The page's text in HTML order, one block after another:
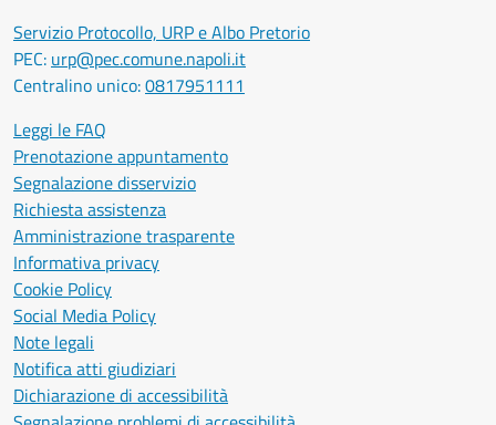
Servizio Protocollo, URP e Albo Pretorio
PEC: urp@pec.comune.napoli.it
Centralino unico:0817951111
Leggi le FAQ
Prenotazione appuntamento
Segnalazione disservizio
Richiesta assistenza
Amministrazione trasparente
Informativa privacy
Cookie Policy
Social Media Policy
Note legali
Notifica atti giudiziari
Dichiarazione di accessibilità